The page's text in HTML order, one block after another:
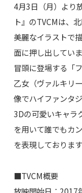
4月3日（月）より
ト』のTVCMは、
美麗なイラストで
面に押し出していま
冒頭に登場する「
乙女（ヴァルキリ
像でハイファンタ
3Dの可愛いキャラ
を用いて誰でもカ
を表現しております
■TVCM概要